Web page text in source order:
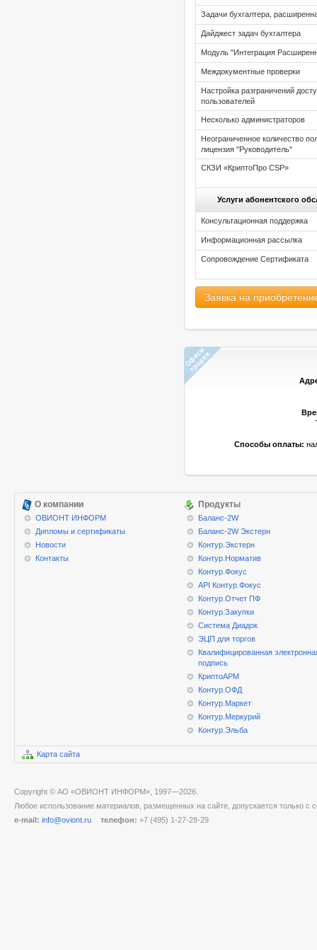
Задачи бухгалтера,
Дайджест задач бухгалтера
Модуль "Интеграция
Междокументные проверки
Настройка разграничений
пользователей
Несколько администраторов
Неограниченное количество
лицензия "Руководитель"
СКЗИ «КриптоПро CSP»
Услуги абонентского
Консультационная поддержка
Информационная рассылка
Сопровождение Сертификата
Заявка на
Способы оплаты:
О компании
ОВИОНТ ИНФОРМ
Дипломы и сертификаты
Новости
Контакты
Продукты
Баланс-2W
Баланс-2W Экстерн
Контур.Экстерн
Контур.Норматив
Контур.Фокус
API Контур.Фокус
Контур.Отчет ПФ
Контур.Закупки
Система Диадок
ЭЦП для торгов
Квалифицированная
подпись
КриптоАРМ
Контур.ОФД
Контур.Маркет
Контур.Меркурий
Контур.Эльба
Карта сайта
Copyright © АО «ОВИОНТ ИНФОРМ», 1997—2026.
Любое использование материалов, размещенных на сайте, допускается только с
e-mail: info@oviont.ru телефон: +7 (495) 1-27-28-29